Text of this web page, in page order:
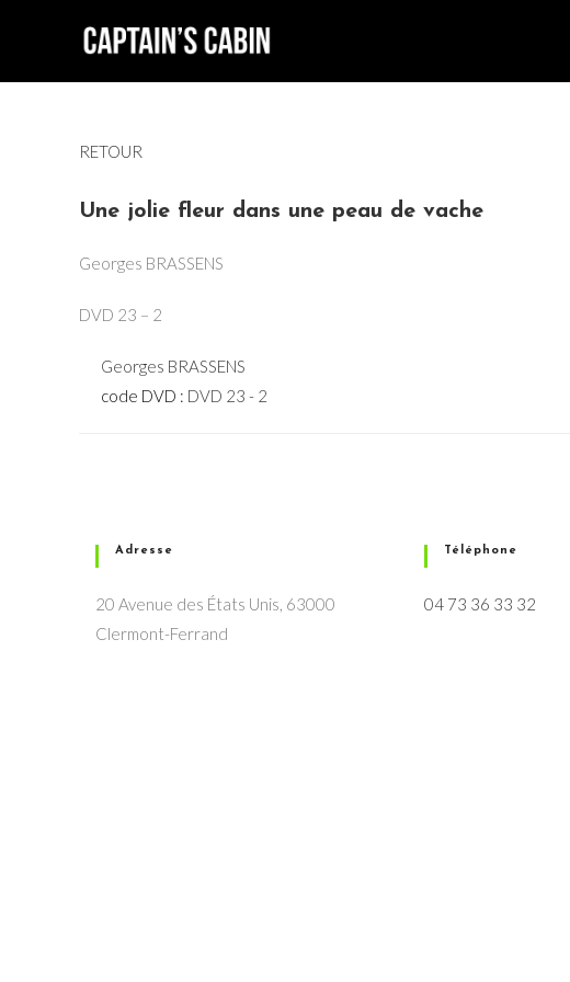
RETOUR
Une jolie fleur dans une peau de vache
Georges BRASSENS
DVD 23 – 2
Georges BRASSENS
code DVD : DVD 23 - 2
Adresse
20 Avenue des États Unis, 63000
Clermont-Ferrand
Téléphone
04 73 36 33 32